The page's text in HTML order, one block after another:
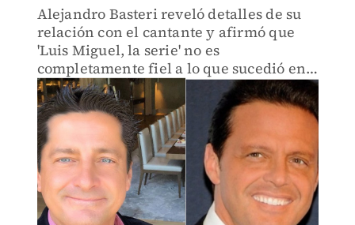
Alejandro Basteri reveló detalles de su
relación con el cantante y afirmó que
'Luis Miguel, la serie' no es
completamente fiel a lo que sucedió en
la vida real.